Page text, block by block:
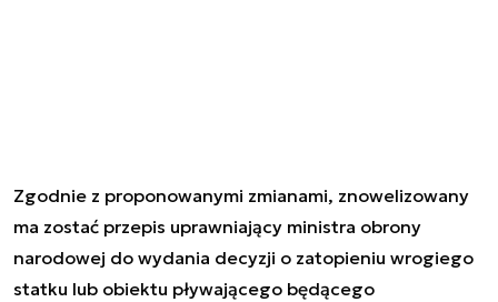
Zgodnie z proponowanymi zmianami, znowelizowany
ma zostać przepis uprawniający ministra obrony
narodowej do wydania decyzji o zatopieniu wrogiego
statku lub obiektu pływającego będącego